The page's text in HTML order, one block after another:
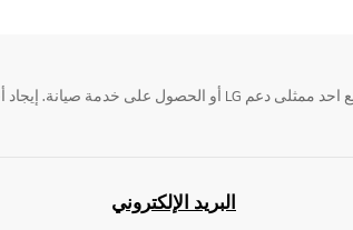
البريد الإلكتروني